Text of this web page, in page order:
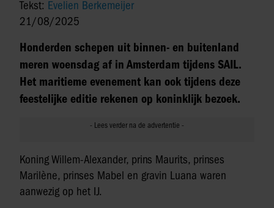
Tekst: Evelien Berkemeijer
21/08/2025
Honderden schepen uit binnen- en buitenland
meren woensdag af in Amsterdam tijdens SAIL.
Het maritieme evenement kan ook tijdens deze
feestelijke editie rekenen op koninklijk bezoek.
Koning Willem-Alexander, prins Maurits, prinses
Marilène, prinses Mabel en gravin Luana waren
aanwezig op het IJ.